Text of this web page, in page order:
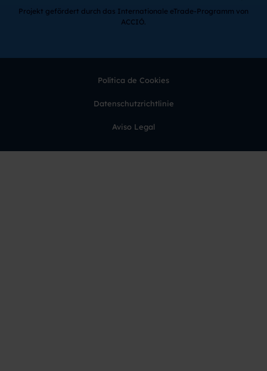
Projekt gefördert durch das Internationale eTrade-Programm von
ACCIÓ.
Política de Cookies
Datenschutzrichtlinie
Aviso Legal